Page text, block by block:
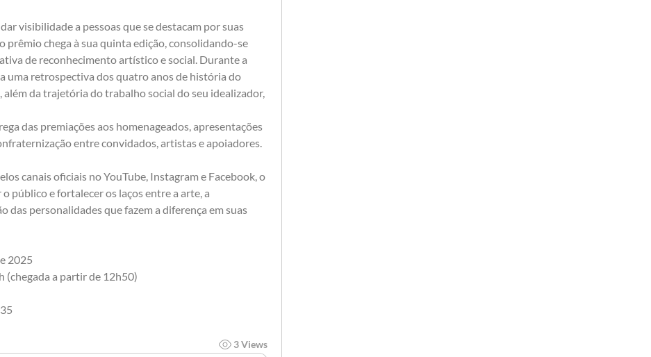
visibilidade a pessoas que se destacam por suas
prêmio chega à sua quinta edição, consolidando-se
de reconhecimento artístico e social. Durante a
uma retrospectiva dos quatro anos de história do
da trajetória do trabalho social do seu idealizador,
das premiações aos homenageados, apresentações
entre convidados, artistas e apoiadores.
canais oficiais no YouTube, Instagram e Facebook, o
público e fortalecer os laços entre a arte, a
das personalidades que fazem a diferença em suas
2025
(chegada a partir de 12h50)
3 Views